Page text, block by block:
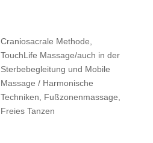
Craniosacrale Methode,
TouchLife Massage/auch in der
Sterbebegleitung und Mobile
Massage / Harmonische
Techniken, Fußzonenmassage,
Freies Tanzen